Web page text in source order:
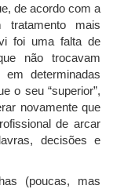
de acordo com a
tratamento mais
foi uma falta de
não trocavam
determinadas
o seu “superior”,
novamente que
de arcar
decisões e
(poucas, mas